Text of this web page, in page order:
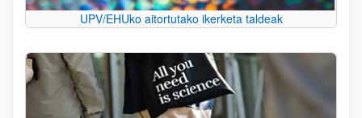
UPV/EHUko aitortutako ikerketa taldeak